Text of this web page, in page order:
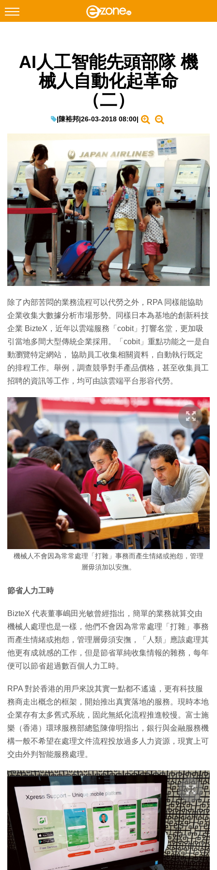
Facebook Instagram
教學評測
EduTech
IT Times
生成式AI與雲端應用
Enterprise Digital Transformation
AI人工智能先頭部隊 機
械人自動化起革命
（二）
|陳裕邦|26-03-2018 08:00|
除了內部苦悶的業務流程可以代勞之外，RPA 同樣能協助
企業收集大數據分析市場形勢。同樣日本為基地的創新科技
企業 BizteX，近年以雲端服務「cobit」打響名堂，更加吸
引當地多間大型傳統企業採用。「cobit」重點功能之一是自
動瀏覽特定網站， 協助員工收集相關資料，自動執行既定
的排程工作。舉例，調查競爭對手產品價格，甚至收集員工
招聘的資訊等工作，均可由該雲端平台形容代勞。
機械人不會因為常常處理「打雜」事務而產生情緒或抱怨，管理
層毋須加以安撫。
節省人力工時
BizteX 代表董事嶋田光敏曾經指出，簡單的業務就算交由
機械人處理也是一樣，他們不會因為常常處理「打雜」事務
而產生情緒或抱怨，管理層毋須安撫，「人類」應該處理其
他更有成就感的工作，但是節省單純收集情報的雜務，每年
便可以節省超過數百個人力工時。
RPA 對於香港的用戶來說其實一點都不遙遠，更有科技服
務商走出概念的框架，開始推出真實落地的服務。現時本地
企業存有太多舊式系統，固此無紙化流程推進較慢。富士施
樂（香港）環球服務部總監陳偉明指出，銀行與金融服務機
構一般不希望在處理文件流程投放過多人力資源，現實上可
交由外判智能服務處理。